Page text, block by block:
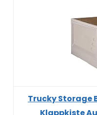
Trucky Storage
Klappkiste